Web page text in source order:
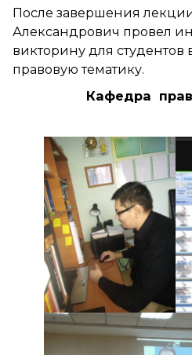
После завершения
Александрович провел
викторину для студентов
правовую тематику.
Кафедра